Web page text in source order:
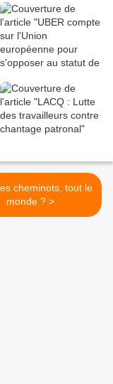
cheminots, tout le
monde ? >